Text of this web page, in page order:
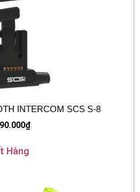
INTERCOM SCS S-8
₫
Hàng